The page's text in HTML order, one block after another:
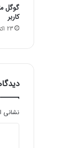
آ
و
ر
د
ا
ک
ش
ه
گوگل
کاربر
23 اکتبر 2022
نشانی